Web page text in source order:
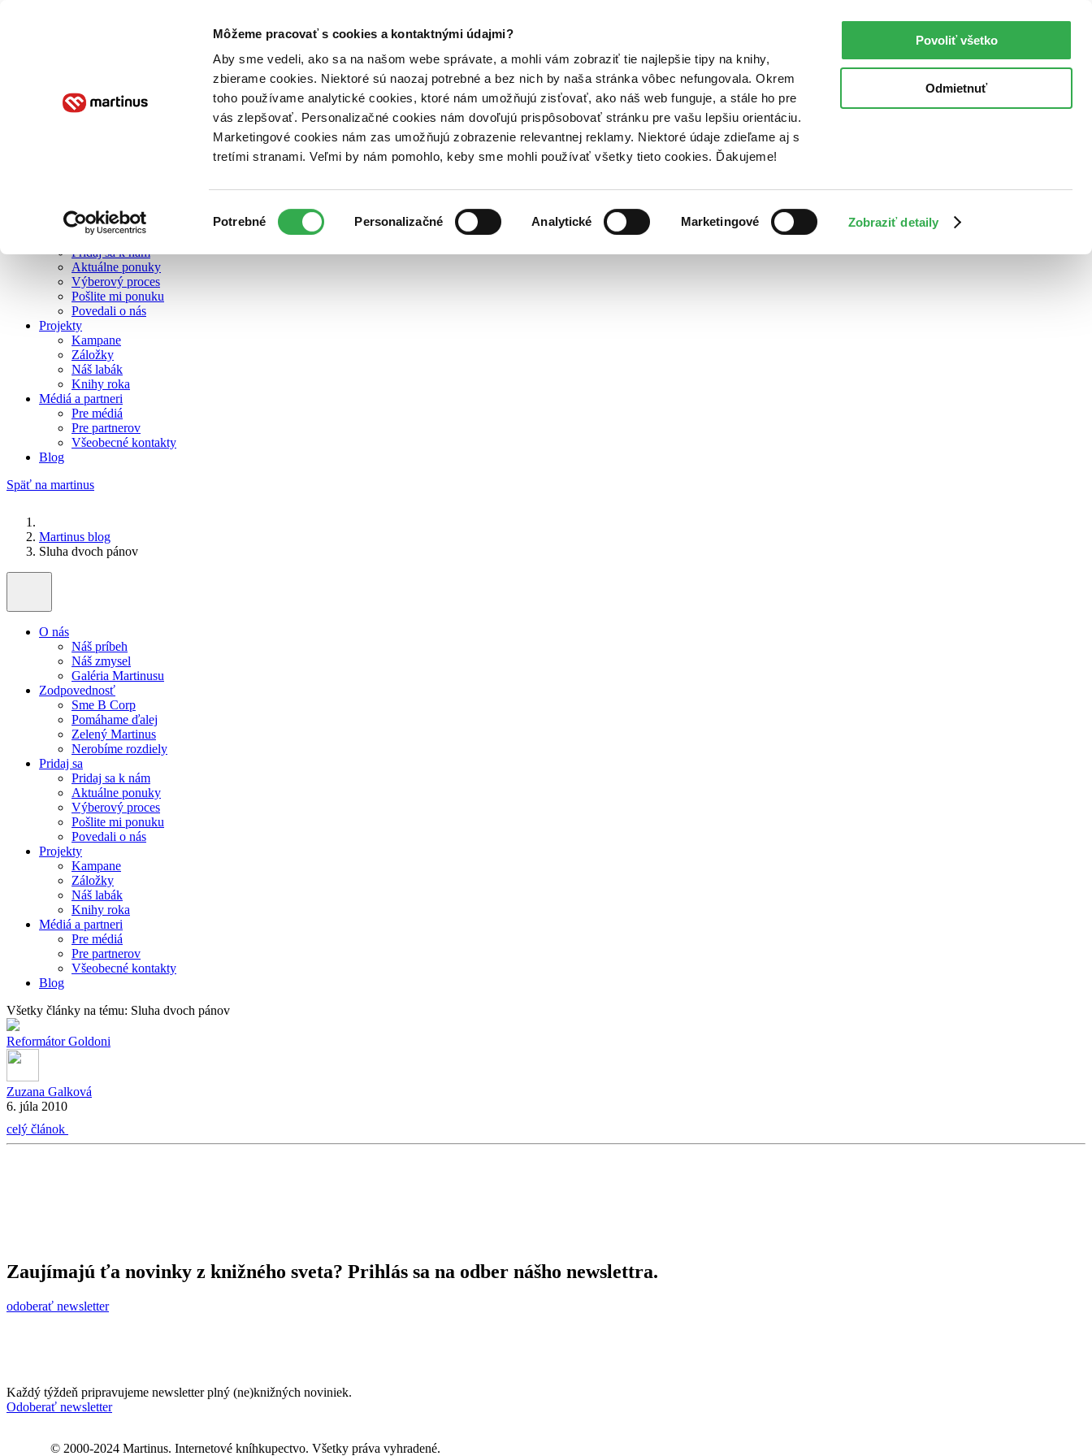
Môžeme pracovať s cookies a kontaktnými údajmi?
Aby sme vedeli, ako sa na našom webe správate, a mohli vám zobraziť tie najlepšie tipy na knihy,
zbierame cookies. Niektoré sú naozaj potrebné a bez nich by naša stránka vôbec nefungovala. Okrem
toho používame analytické cookies, ktoré nám umožňujú zisťovať, ako náš web funguje, a stále ho pre
vás zlepšovať. Personalizačné cookies nám dovoľujú prispôsobovať stránku pre vašu lepšiu orientáciu.
Marketingové cookies nám zas umožňujú zobrazenie relevantnej reklamy. Niektoré údaje zdieľame aj s
tretími stranami. Veľmi by nám pomohlo, keby sme mohli používať všetky tieto cookies. Ďakujeme!
súhlasu
Potrebné Personalizačné Analytické Marketingové Zobraziť detaily
Povoliť všetko
Odmietnuť
O nás
Zelený Martinus
Nerobíme rozdiely
Pridaj sa k nám
Aktuálne ponuky
Výberový proces
Pošlite mi ponuku
Povedali o nás
Projekty
Kampane
Záložky
Náš labák
Knihy roka
Médiá a partneri
Pre médiá
Pre partnerov
Všeobecné kontakty
Blog
Späť na martinus
Martinus blog
Sluha dvoch pánov
O nás
Náš príbeh
Náš zmysel
Galéria Martinusu
Zodpovednosť
Sme B Corp
Pomáhame ďalej
Zelený Martinus
Nerobíme rozdiely
Pridaj sa
Pridaj sa k nám
Aktuálne ponuky
Výberový proces
Pošlite mi ponuku
Povedali o nás
Projekty
Kampane
Záložky
Náš labák
Knihy roka
Médiá a partneri
Pre médiá
Pre partnerov
Všeobecné kontakty
Blog
Všetky články na tému: Sluha dvoch pánov
Reformátor Goldoni
Zuzana Galková
6. júla 2010
celý článok
Zaujímajú ťa novinky z knižného sveta? Prihlás sa na odber nášho newslettra.
odoberať newsletter
Každý týždeň pripravujeme newsletter plný (ne)knižných noviniek.
Odoberať newsletter
© 2000-2024 Martinus. Internetové kníhkupectvo. Všetky práva vyhradené.